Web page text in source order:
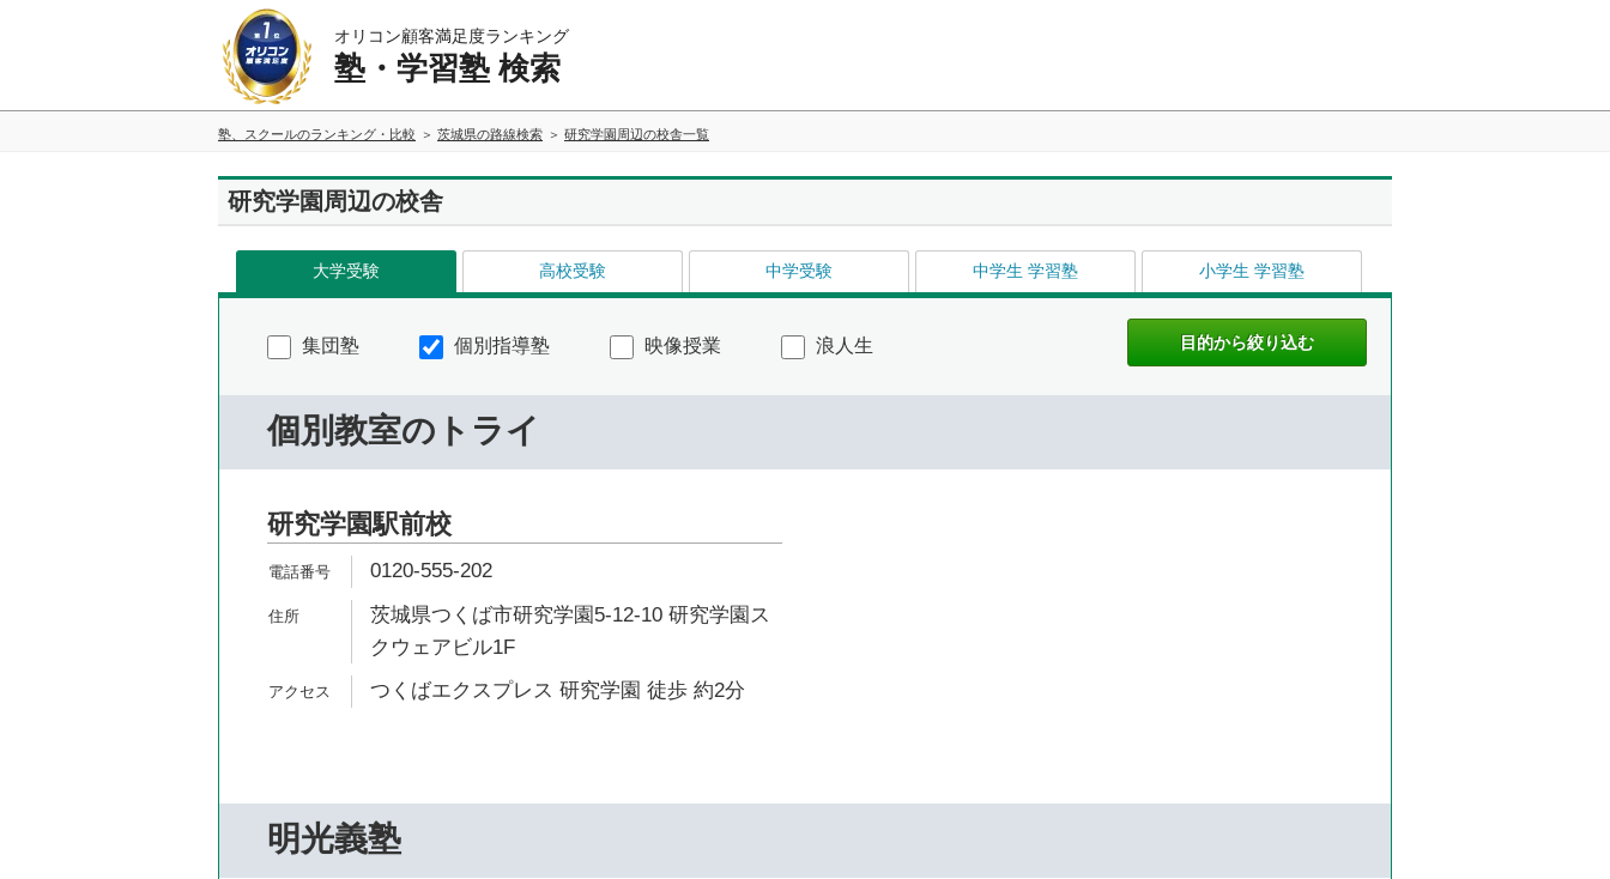
オリコン顧客満足度ランキング
塾・学習塾 検索
塾、スクールのランキング・比較 茨城県の路線検索 研究学園周辺の校舎一覧
研究学園周辺の校舎
大学受験 高校受験 中学受験 中学生 学習塾 小学生 学習塾
集団塾 個別指導塾 映像授業 浪人生
個別教室のトライ
研究学園駅前校
0120-555-202
茨城県つくば市研究学園5-12-10 研究学園ス
クウェアビル1F
つくばエクスプレス 研究学園 徒歩 約2分
明光義塾